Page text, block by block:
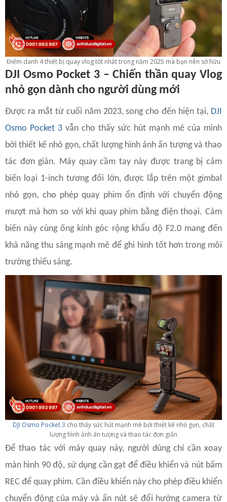
Điểm danh 4 thiết bị quay vlog tốt nhất trong năm 2025 mà bạn nên sở hữu
DJI Osmo Pocket 3 – Chiến thần quay Vlog
nhỏ gọn dành cho người dùng mới
Được ra mắt từ cuối năm 2023, song cho đến hiện tại, DJI
Osmo Pocket 3 vẫn cho thấy sức hút mạnh mẽ của mình
bởi thiết kế nhỏ gọn, chất lượng hình ảnh ấn tượng và thao
tác đơn giản. Máy quay cầm tay này được trang bị cảm
biến loại 1-inch tương đối lớn, được lắp trên một gimbal
nhỏ gọn, cho phép quay phim ổn định với chuyển động
mượt mà hơn so với khi quay phim bằng điện thoại. Cảm
biến này cùng ống kính góc rộng khẩu độ F2.0 mang đến
khả năng thu sáng mạnh mẽ để ghi hình tốt hơn trong môi
trường thiếu sáng.
DJI Osmo Pocket 3 cho thấy sức hút mạnh mẽ bởi thiết kế nhỏ gọn, chất
lượng hình ảnh ấn tượng và thao tác đơn giản
Để thao tác với máy quay này, người dùng chỉ cần xoay
màn hình 90 độ, sử dụng cần gạt để điều khiển và nút bấm
REC để quay phim. Cần điều khiển này cho phép điều khiển
chuyển động của máy và ấn nút sẽ đổi hướng camera từ